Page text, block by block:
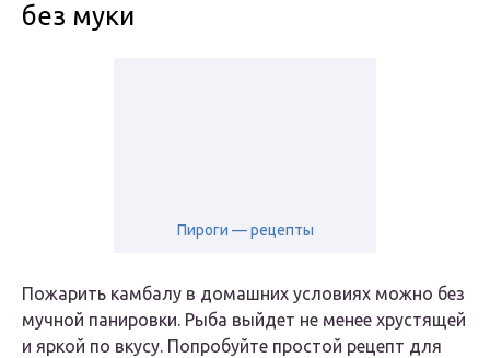
без муки
Пироги — рецепты
Пожарить камбалу в домашних условиях можно без
мучной панировки. Рыба выйдет не менее хрустящей
и яркой по вкусу. Попробуйте простой рецепт для